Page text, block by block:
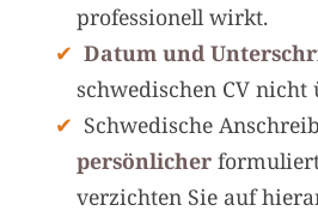
professionell wirkt.
Datum und
schwedischen CV nicht
Schwedische
persönlicher
verzichten Sie auf